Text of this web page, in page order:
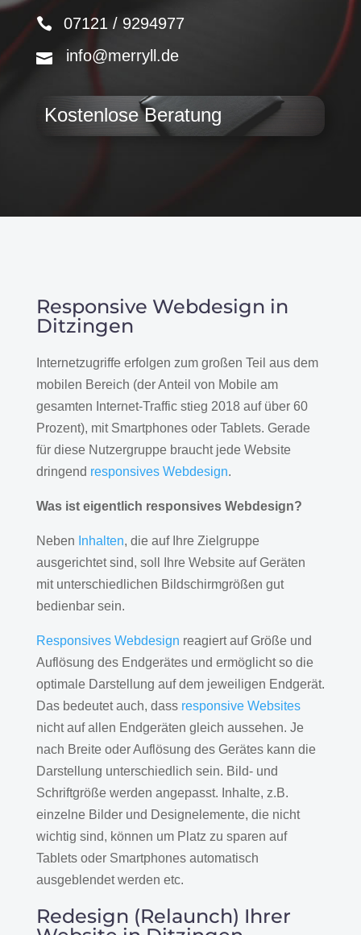
07121 / 9294977
info@merryll.de
Kostenlose Beratung
Responsive Webdesign in
Ditzingen
Internetzugriffe erfolgen zum großen Teil aus dem
mobilen Bereich (der Anteil von Mobile am
gesamten Internet-Traffic stieg 2018 auf über 60
Prozent), mit Smartphones oder Tablets. Gerade
für diese Nutzergruppe braucht jede Website
dringend responsives Webdesign.
Was ist eigentlich responsives Webdesign?
Neben Inhalten, die auf Ihre Zielgruppe
ausgerichtet sind, soll Ihre Website auf Geräten
mit unterschiedlichen Bildschirmgrößen gut
bedienbar sein.
Responsives Webdesign reagiert auf Größe und
Auflösung des Endgerätes und ermöglicht so die
optimale Darstellung auf dem jeweiligen Endgerät.
Das bedeutet auch, dass responsive Websites
nicht auf allen Endgeräten gleich aussehen. Je
nach Breite oder Auflösung des Gerätes kann die
Darstellung unterschiedlich sein. Bild- und
Schriftgröße werden angepasst. Inhalte, z.B.
einzelne Bilder und Designelemente, die nicht
wichtig sind, können um Platz zu sparen auf
Tablets oder Smartphones automatisch
ausgeblendet werden etc.
Redesign (Relaunch) Ihrer